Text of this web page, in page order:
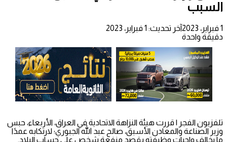
السبب
1 فبراير، 2023
آخر تحديث: 1 فبراير، 2023
دقيقة واحدة
تلفزيون الفجر | قررت هيئة النزاهة الاتحادية في العراق، الأربعاء، حبس
وزير الصناعة والمعادن الأسبق، صالح عبد الله الجبوري؛ لارتكابه عمدًا
ما يخالف واجبات وظيفته بقصد منفعة شخصٍ على حساب البلاد.